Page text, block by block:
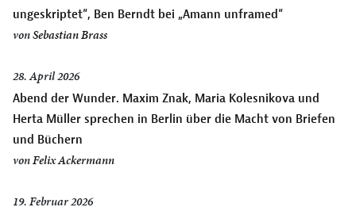
ungeskriptet“, Ben Berndt bei „Amann unframed“
vonSebastian Brass
28. April 2026
Abend der Wunder. Maxim Znak, Maria Kolesnikova und
Herta Müller sprechen in Berlin über die Macht von Briefen
und Büchern
vonFelix Ackermann
19. Februar 2026